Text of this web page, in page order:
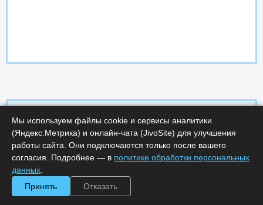
Характеристики
Минимальное количество лицензий :
0000-359142
Мы используем файлы cookie и сервисы аналитики
(Яндекс.Метрика) и онлайн-чата (JivoSite) для улучшения
работы сайта. Они подключаются только после вашего
согласия. Подробнее — в политике обработки персональных
данных
Принять
Отказать